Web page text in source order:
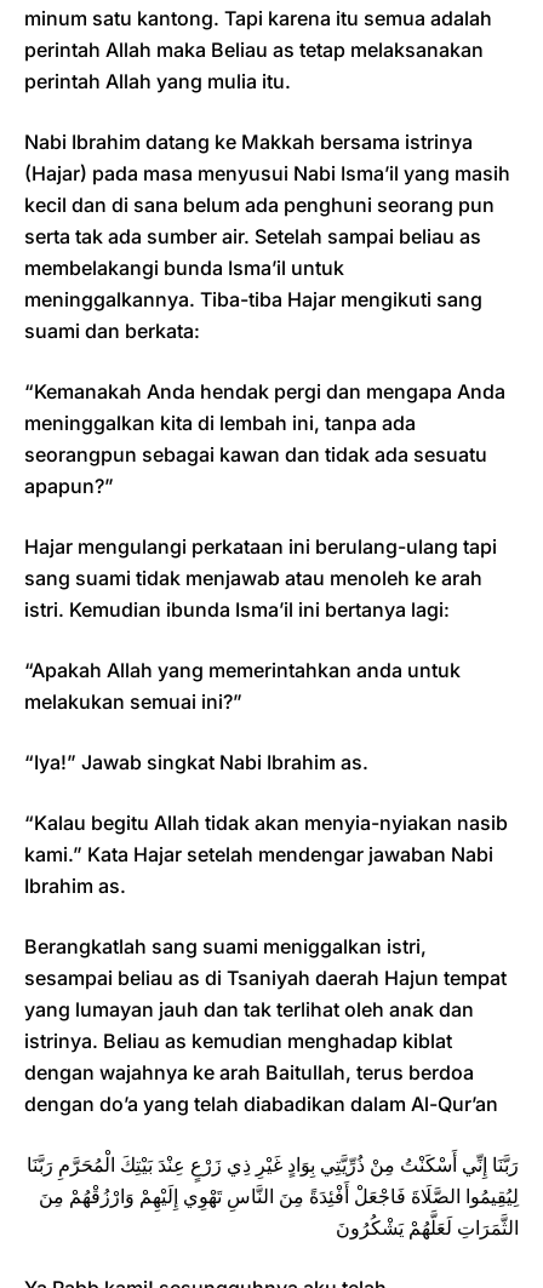
minum satu kantong. Tapi karena itu semua adalah
perintah Allah maka Beliau as tetap melaksanakan
perintah Allah yang mulia itu.
Nabi Ibrahim datang ke Makkah bersama istrinya
(Hajar) pada masa menyusui Nabi Isma’il yang masih
kecil dan di sana belum ada penghuni seorang pun
serta tak ada sumber air. Setelah sampai beliau as
membelakangi bunda Isma’il untuk
meninggalkannya. Tiba-tiba Hajar mengikuti sang
suami dan berkata:
“Kemanakah Anda hendak pergi dan mengapa Anda
meninggalkan kita di lembah ini, tanpa ada
seorangpun sebagai kawan dan tidak ada sesuatu
apapun?”
Hajar mengulangi perkataan ini berulang-ulang tapi
sang suami tidak menjawab atau menoleh ke arah
istri. Kemudian ibunda Isma’il ini bertanya lagi:
“Apakah Allah yang memerintahkan anda untuk
melakukan semuai ini?”
“Iya!” Jawab singkat Nabi Ibrahim as.
“Kalau begitu Allah tidak akan menyia-nyiakan nasib
kami.” Kata Hajar setelah mendengar jawaban Nabi
Ibrahim as.
Berangkatlah sang suami meniggalkan istri,
sesampai beliau as di Tsaniyah daerah Hajun tempat
yang lumayan jauh dan tak terlihat oleh anak dan
istrinya. Beliau as kemudian menghadap kiblat
dengan wajahnya ke arah Baitullah, terus berdoa
dengan do’a yang telah diabadikan dalam Al-Qur’an
رَبَّنَا إِنِّي أَسْكَنْتُ مِنْ ذُرِّيَّتِي بِوَادٍ غَيْرِ ذِي زَرْعٍ عِنْدَ بَيْتِكَ الْمُحَرَّمِ رَبَّنَا
لِيُقِيمُوا الصَّلَاةَ فَاجْعَلْ أَفْئِدَةً مِنَ النَّاسِ تَهْوِي إِلَيْهِمْ وَارْزُقْهُمْ مِنَ
الثَّمَرَاتِ لَعَلَّهُمْ يَشْكُرُونَ